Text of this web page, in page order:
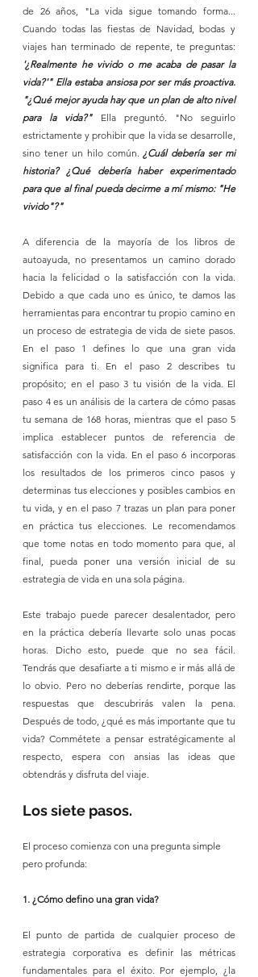
de 26 años, "La vida sigue tomando forma...
Cuando todas las fiestas de Navidad, bodas y
'¿Realmente he vivido o me acaba de pasar la
vida?'" Ella estaba ansiosa por ser más proactiva.
"¿Qué mejor ayuda hay que un plan de alto nivel
para la vida?" Ella preguntó. "No seguirlo
estrictamente y prohibir que la vida se desarrolle,
sino tener un hilo común. ¿Cuál debería ser mi
historia? ¿Qué debería haber experimentado
para que al final pueda decirme a mí mismo: "He
vivido"?"
A diferencia de la mayoría de los libros de
autoayuda, no presentamos un camino dorado
hacia la felicidad o la satisfacción con la vida.
Debido a que cada uno es único, te damos las
herramientas para encontrar tu propio camino en
un proceso de estrategia de vida de siete pasos.
En el paso 1 defines lo que una gran vida
significa para ti. En el paso 2 describes tu
propósito; en el paso 3 tu visión de la vida. El
paso 4 es un análisis de la cartera de cómo pasas
tu semana de 168 horas, mientras que el paso 5
implica establecer puntos de referencia de
satisfacción con la vida. En el paso 6 incorporas
los resultados de los primeros cinco pasos y
determinas tus elecciones y posibles cambios en
tu vida, y en el paso 7 trazas un plan para poner
en práctica tus elecciones. Le recomendamos
que tome notas en todo momento para que, al
final, pueda poner una versión inicial de su
estrategia de vida en una sola página.
Este trabajo puede parecer desalentador, pero
en la práctica debería llevarte solo unas pocas
horas. Dicho esto, puede que no sea fácil.
Tendrás que desafiarte a ti mismo e ir más allá de
lo obvio. Pero no deberías rendirte, porque las
respuestas que descubrirás valen la pena.
Después de todo, ¿qué es más importante que tu
vida? Commétete a pensar estratégicamente al
respecto, espera con ansias las ideas que
obtendrás y disfruta del viaje.
Los siete pasos.
El proceso comienza con una pregunta simple
pero profunda:
1. ¿Cómo defino una gran vida?
El punto de partida de cualquier proceso de
estrategia corporativa es definir las métricas
fundamentales para el éxito. Por ejemplo, ¿la